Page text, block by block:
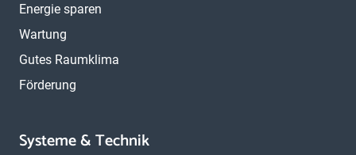
Energie sparen
Wartung
Gutes Raumklima
Förderung
Systeme & Technik